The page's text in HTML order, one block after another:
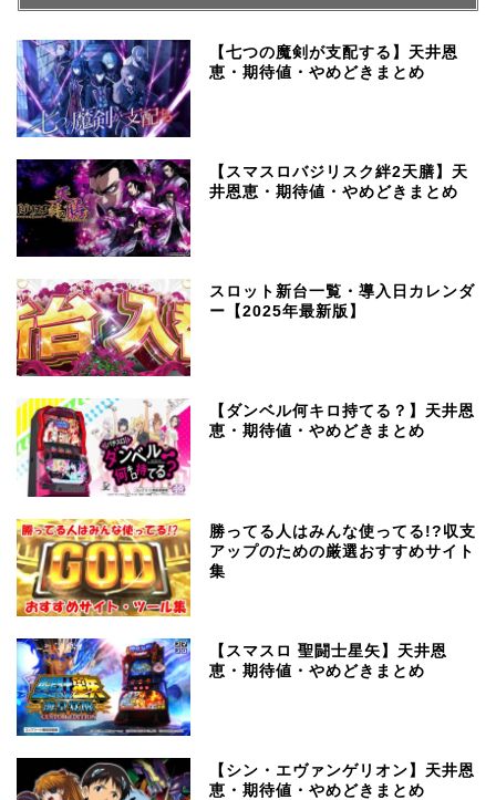
【七つの魔剣が支配する】天井恩
恵・期待値・やめどきまとめ
【スマスロバジリスク絆2天膳】天
井恩恵・期待値・やめどきまとめ
スロット新台一覧・導入日カレンダ
ー【2025年最新版】
【ダンベル何キロ持てる？】天井恩
恵・期待値・やめどきまとめ
勝ってる人はみんな使ってる!?収支
アップのための厳選おすすめサイト
集
【スマスロ 聖闘士星矢】天井恩
恵・期待値・やめどきまとめ
【シン・エヴァンゲリオン】天井恩
恵・期待値・やめどきまとめ